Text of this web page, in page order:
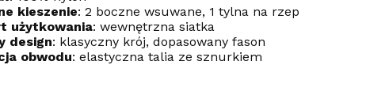
kieszenie: 2 boczne wsuwane, 1 tylna na rzep
użytkowania: wewnętrzna siatka
design: klasyczny krój, dopasowany fason
obwodu: elastyczna talia ze sznurkiem